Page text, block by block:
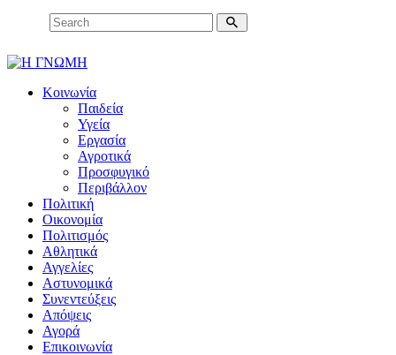
Κοινωνία
Παιδεία
Υγεία
Εργασία
Αγροτικά
Προσφυγικό
Περιβάλλον
Πολιτική
Οικονομία
Πολιτισμός
Αθλητικά
Αγγελίες
Αστυνομικά
Συνεντεύξεις
Απόψεις
Αγορά
Επικοινωνία